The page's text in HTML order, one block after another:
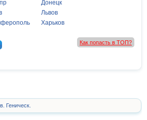
Донецк
Львов
Харьков
Как попасть в ТОП?
Геническ.